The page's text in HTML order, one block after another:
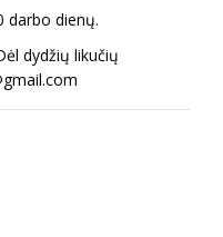
darbo dienų.
dydžių likučių